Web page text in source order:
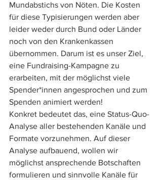
Mundabstichs von Nöten. Die Kosten
für diese Typisierungen werden aber
leider weder durch Bund oder Länder
noch von den Krankenkassen
übernommen. Darum ist es unser Ziel,
eine Fundraising-Kampagne zu
erarbeiten, mit der möglichst viele
Spender*innen angesprochen und zum
Spenden animiert werden!
Konkret bedeutet das, eine Status-Quo-
Analyse aller bestehenden Kanäle und
Formate vorzunehmen. Auf dieser
Analyse aufbauend, wollen wir
möglichst ansprechende Botschaften
formulieren und sinnvolle Kanäle für